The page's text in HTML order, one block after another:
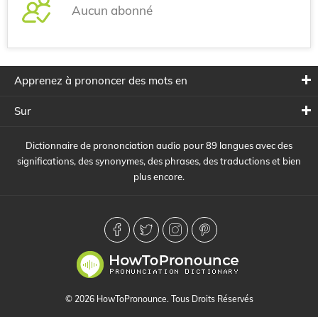
Aucun abonné
Apprenez à prononcer des mots en
Sur
Dictionnaire de prononciation audio pour 89 langues avec des
significations, des synonymes, des phrases, des traductions et bien
plus encore.
© 2026 HowToPronounce. Tous Droits Réservés